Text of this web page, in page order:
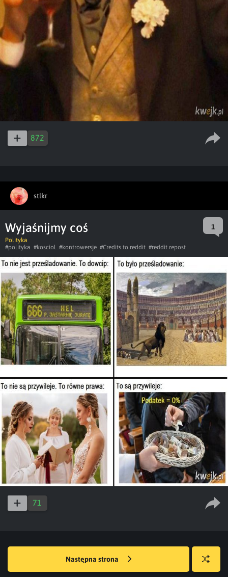
872
stlkr
Wyjaśnijmy coś 1
Polityka
#polityka #kosciol #kontrowersje #Credits to reddit #reddit repost
71
Następna strona